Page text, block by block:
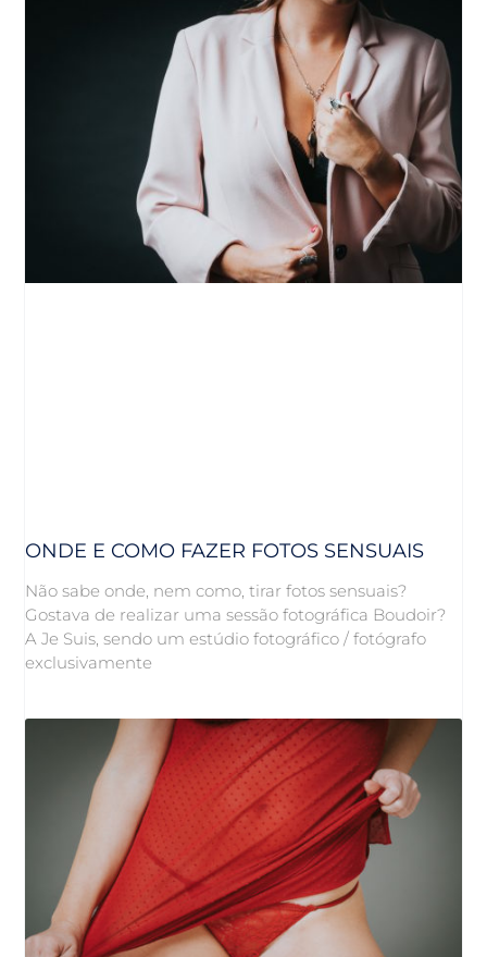
ONDE E COMO FAZER FOTOS SENSUAIS
Não sabe onde, nem como, tirar fotos sensuais?
Gostava de realizar uma sessão fotográfica Boudoir?
A Je Suis, sendo um estúdio fotográfico / fotógrafo
exclusivamente